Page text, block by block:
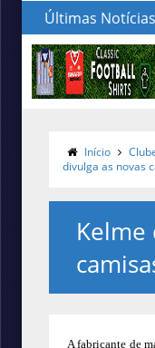
Últimas Notícias
Início
divulga as novas
Kelme
A fabricante de